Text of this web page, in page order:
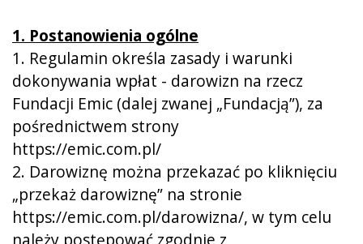
1. Postanowienia ogólne
1. Regulamin określa zasady i warunki
dokonywania wpłat - darowizn na rzecz
Fundacji Emic (dalej zwanej „Fundacją”), za
pośrednictwem strony
https://emic.com.pl/
2. Darowiznę można przekazać po kliknięciu
„przekaż darowiznę” na stronie
https://emic.com.pl/darowizna/, w tym celu
należy postępować zgodnie z